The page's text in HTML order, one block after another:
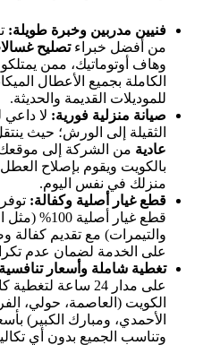
فنيين مدربين وخبرة طويلة:
من أفضل خبراءتصليح
وهاف أوتوماتيك، ممن
الكاملة بجميع الأعطال
للموديلات القديمة والحديثة.
صيانة منزلية فورية: لا داعي
الثقيلة إلى الورش؛ حيث
عادية من الشركة إلى
بالكويت ويقوم بإصلاح
منزلك في نفس اليوم.
قطع غيار أصلية وكفالة:
قطع غيار أصلية
والتيمرات) مع تقديم
على الخدمة لضمان عدم
تغطية شاملة وأسعار تنافسية
على مدار 24 ساعة
الكويت (العاصمة، حولي،
الأحمدي، ومبارك الكبير)
وتناسب الجميع بدون أي